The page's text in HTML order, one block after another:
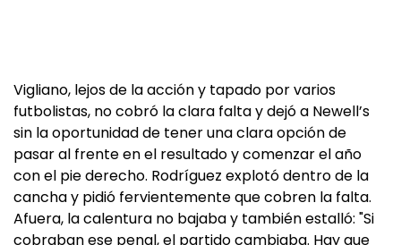
Vigliano, lejos de la acción y tapado por varios
futbolistas, no cobró la clara falta y dejó a Newell’s
sin la oportunidad de tener una clara opción de
pasar al frente en el resultado y comenzar el año
con el pie derecho. Rodríguez explotó dentro de la
cancha y pidió fervientemente que cobren la falta.
Afuera, la calentura no bajaba y también estalló: "Si
cobraban ese penal, el partido cambiaba. Hay que